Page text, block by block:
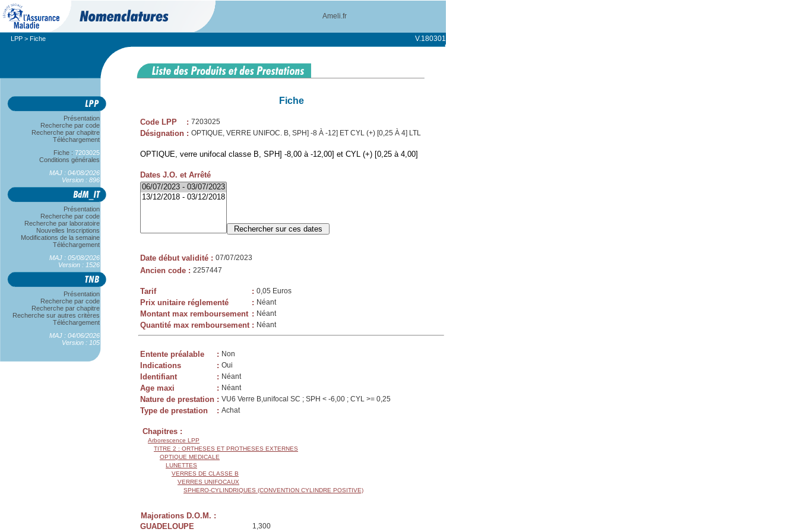
Ameli.fr
LPP > Fiche V.180301
Présentation
Recherche par code
Recherche par chapitre
Téléchargement
Fiche : 7203025
Conditions générales
MAJ : 04/08/2026
Version : 896
Présentation
Recherche par code
Recherche par laboratoire
Nouvelles Inscriptions
Modifications de la semaine
Téléchargement
MAJ : 05/08/2026
Version : 1526
Présentation
Recherche par code
Recherche par chapitre
Recherche sur autres critères
Téléchargement
MAJ : 04/06/2026
Version : 105
Fiche
Code LPP : 7203025
Désignation : OPTIQUE, VERRE UNIFOC. B, SPH] -8 À -12] ET CYL (+) [0,25 À 4] LTL
OPTIQUE, verre unifocal classe B, SPH] -8,00 à -12,00] et CYL (+) [0,25 à 4,00]
Dates J.O. et Arrêté
Date début validité : 07/07/2023
Ancien code : 2257447
Tarif : 0,05 Euros
Prix unitaire réglementé : Néant
Montant max remboursement : Néant
Quantité max remboursement : Néant
Entente préalable : Non
Indications : Oui
Identifiant : Néant
Age maxi : Néant
Nature de prestation : VU6 Verre B,unifocal SC ; SPH < -6,00 ; CYL >= 0,25
Type de prestation : Achat
Chapitres :
Arborescence LPP
TITRE 2 : ORTHESES ET PROTHESES EXTERNES
OPTIQUE MEDICALE
LUNETTES
VERRES DE CLASSE B
VERRES UNIFOCAUX
SPHERO-CYLINDRIQUES (CONVENTION CYLINDRE POSITIVE)
Majorations D.O.M. :
GUADELOUPE
1,300